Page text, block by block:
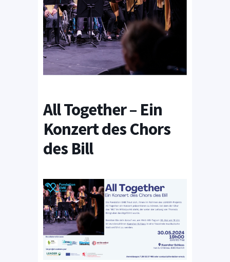
All Together – Ein
Konzert des Chors
des Bill